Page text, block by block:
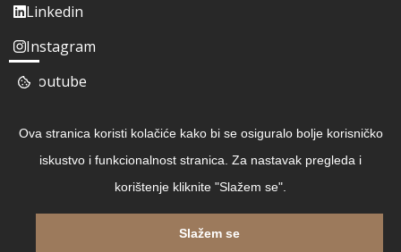
Linkedin
Instagram
Youtube
Ova stranica koristi kolačiće kako bi se osiguralo bolje korisničko
iskustvo i funkcionalnost stranica. Za nastavak pregleda i
korištenje kliknite "Slažem se".
Slažem se